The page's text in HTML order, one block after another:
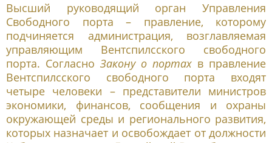
Высший руководящий орган Управления
Cвободного порта – правление, которому
подчиняется администрация, возглавляемая
управляющим Вентспилсского свободного
порта. Согласно Закону о портах в правление
Вентспилсского свободного порта входят
четыре человеки – представители министров
экономики, финансов, сообщения и охраны
окружающей среды и регионального развития,
которых назначает и освобождает от должности